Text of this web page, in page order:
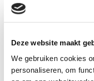
Deze website maakt
We gebruiken cookies
personaliseren, om
Disponible dans les
Gouvy